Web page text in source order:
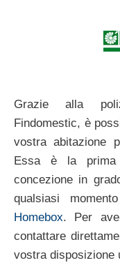
Grazie alla
Findomestic, è
vostra abitazione
Essa è la prima
concezione in
qualsiasi
Homebox. Per
contattare
vostra disposizione